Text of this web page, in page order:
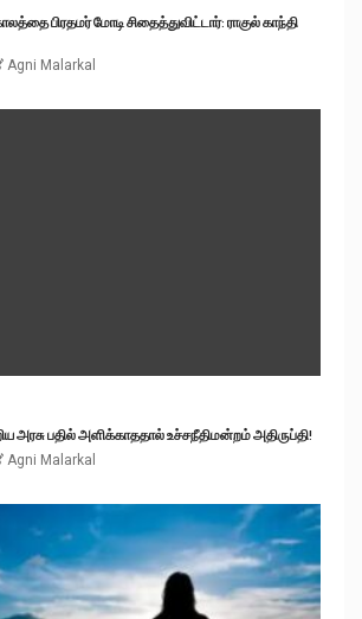
பிரதமர் மோடி சிதைத்துவிட்டார்: ராகுல் காந்தி
Agni Malarkal
அரசு பதில் அளிக்காததால் உச்சநீதிமன்றம் அதிருப்தி!
Agni Malarkal